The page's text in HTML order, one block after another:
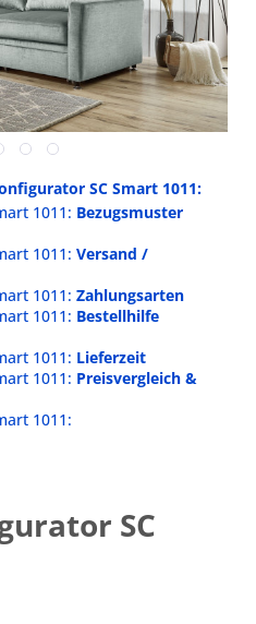
SC Smart 1011:
1011: Bezugsmuster
1011: Versand /
1011: Zahlungsarten
1011: Bestellhilfe
1011: Lieferzeit
1011: Preisvergleich &
1011:
SC